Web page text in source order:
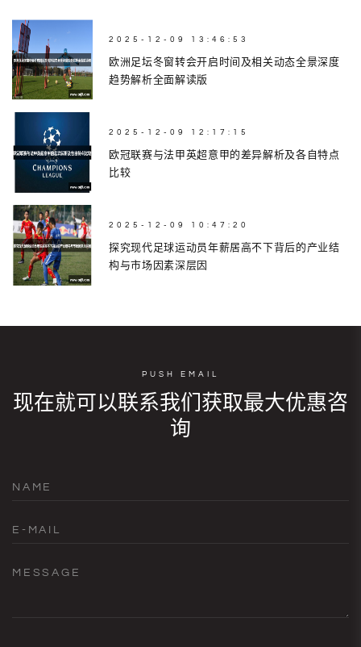
2025-12-09 13:46:53
欧洲足坛冬窗转会开启时间及相关动态全景深度
趋势解析全面解读版
2025-12-09 12:17:15
欧冠联赛与法甲英超意甲的差异解析及各自特点
比较
2025-12-09 10:47:20
探究现代足球运动员年薪居高不下背后的产业结
构与市场因素深层因
PUSH EMAIL
现在就可以联系我们获取最大优惠咨
询
NAME
E-MAIL
MESSAGE